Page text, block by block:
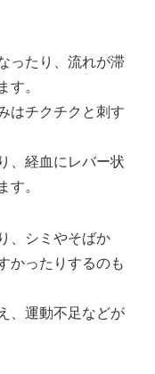
ったり、流れが滞
。
はチクチクと刺す
、経血にレバー状
。
、シミやそばか
かったりするのも
、運動不足などが